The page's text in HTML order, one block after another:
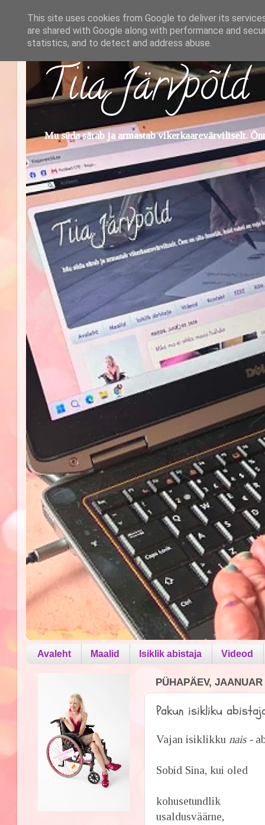
Tiia Järvpõld
Mu süda särab ja armastab vikerkaarevärviliselt.
Avaleht Maalid Isiklik abistaja Videod
PÜHAPÄEV,
Pakun isikliku
Vajan isiklikku nais -
Sobid Sina, kui oled
kohusetundlik
usaldusväärne,
This site uses cookies from Google to deliver its
are shared with Google along with performance and
statistics, and to detect and address abuse.